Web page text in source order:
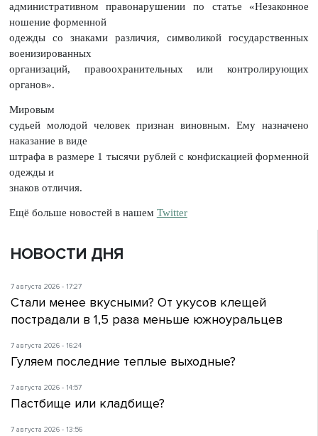
административном правонарушении по статье «Незаконное
ношение форменной
одежды со знаками различия, символикой государственных
военизированных
организаций, правоохранительных или контролирующих
органов».
Мировым
судьей молодой человек признан виновным. Ему назначено
наказание в виде
штрафа в размере 1 тысячи рублей с конфискацией форменной
одежды и
знаков отличия.
Ещё больше новостей в нашем Twitter
НОВОСТИ ДНЯ
7 августа 2026 - 17:27
Стали менее вкусными? От укусов клещей
пострадали в 1,5 раза меньше южноуральцев
7 августа 2026 - 16:24
Гуляем последние теплые выходные?
7 августа 2026 - 14:57
Пастбище или кладбище?
7 августа 2026 - 13:56